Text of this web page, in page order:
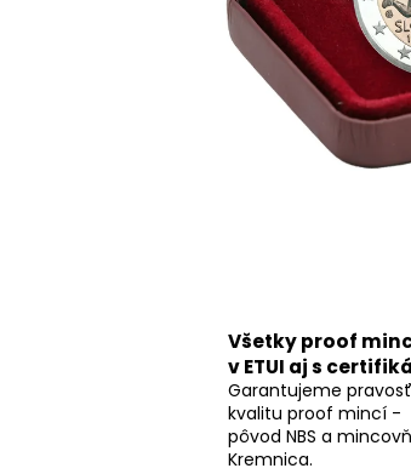
Všetky proof
v ETUI aj s
Garantujeme
kvalitu proof mincí -
pôvod NBS a
Kremnica.